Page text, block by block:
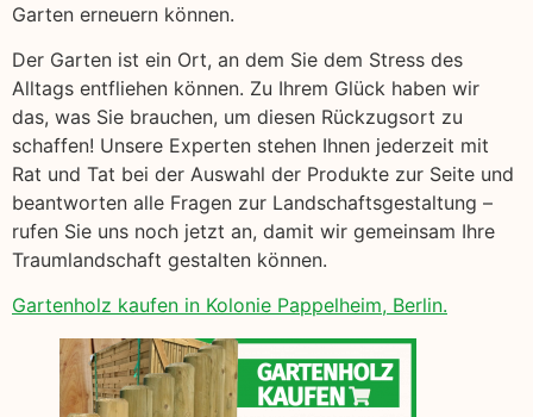
Garten erneuern können.
Der Garten ist ein Ort, an dem Sie dem Stress des
Alltags entfliehen können. Zu Ihrem Glück haben wir
das, was Sie brauchen, um diesen Rückzugsort zu
schaffen! Unsere Experten stehen Ihnen jederzeit mit
Rat und Tat bei der Auswahl der Produkte zur Seite und
beantworten alle Fragen zur Landschaftsgestaltung –
rufen Sie uns noch jetzt an, damit wir gemeinsam Ihre
Traumlandschaft gestalten können.
Gartenholz kaufen in Kolonie Pappelheim, Berlin.